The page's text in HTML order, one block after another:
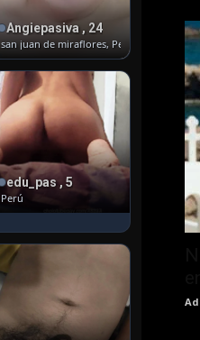
Angiepasiva , 24
san juan de miraflores, Perú
edu_pas , 5
Perú